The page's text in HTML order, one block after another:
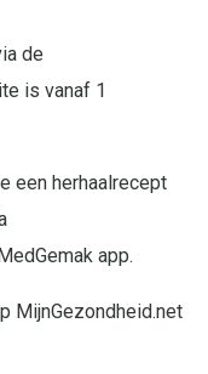
de
is vanaf 1
een herhaalrecept
app.
MijnGezondheid.net